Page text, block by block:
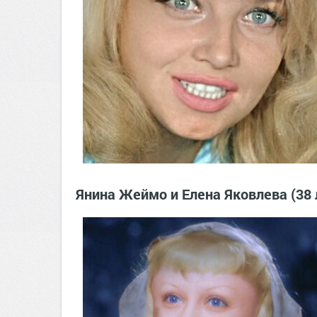
Янина Жеймо и Елена Яковлева (38